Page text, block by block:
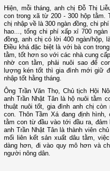
Hiện, mỗi tháng, anh chị Đỗ Thị
con trong xã từ 200 - 300 hộp tằm.
chị nhập về là 300 ngàn đồng, chi
hao..., tổng chi phí xấp xỉ 700
đồng, anh chị có lời 400 ngàn/hộp,
Điều khá đặc biệt là với bà con
tằm, tốt hơn so với các nhà cung
nhờ con tằm, phải nuôi sao để
lượng kén tốt thì gia đình mới giữ
nhập tốt hằng tháng.
Ông Trần Văn Thọ, Chủ tịch Hội
anh Trần Nhật Tân là hộ nuôi tằm
thuật nuôi tốt, gia đình anh chị
con. Thôn Tầm Xá đang định
tằm con từ đầu vào tới đầu ra,
anh Trần Nhật Tân là thành viên
mối liên kết sản xuất dâu tằm,
dàng hơn, đi vào quy mô hơn và
người nông dân.